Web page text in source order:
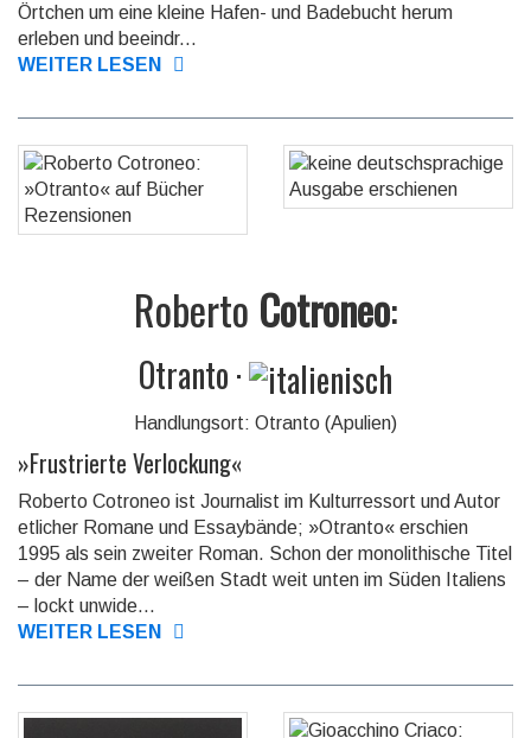
Örtchen um eine kleine Hafen- und Badebucht herum
erleben und beeindr...
WEITER LESEN
Roberto Cotroneo:
Otranto·
Handlungsort: Otranto (Apulien)
»Frustrierte Verlockung«
Roberto Cotroneo ist Journalist im Kulturressort und Autor
etlicher Romane und Essaybände; »Otranto« erschien
1995 als sein zweiter Roman. Schon der monolithische Titel
– der Name der wei­ßen Stadt weit unten im Süden Italiens
– lockt unwide...
WEITER LESEN